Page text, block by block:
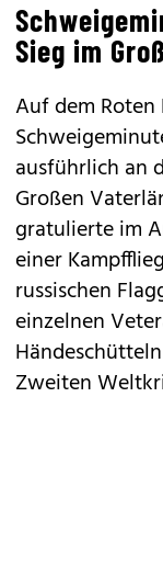
Sieg im
Auf dem Roten
ausführlich an
Großen
gratulierte im
einer
russischen
einzelnen
Zweiten